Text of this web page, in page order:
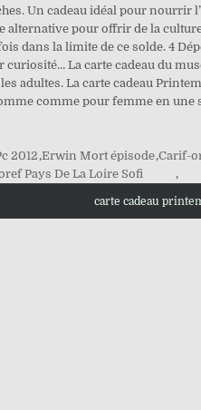
Un cadeau idéal pour
pour offrir de la
dans la limite de ce solde. 4
La carte cadeau du
adultes. La carte cadeau
comme pour femme en
2012 ,Erwin Mort épisode,Carif-
Pays De La Loire Sofi ,
carte cadeau